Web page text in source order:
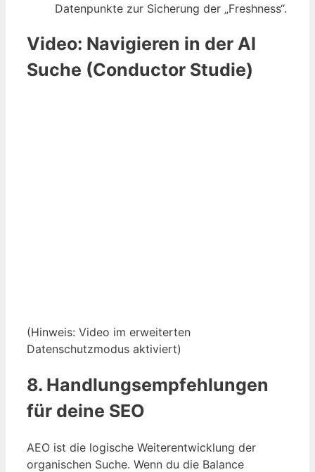
Datenpunkte zur Sicherung der „Freshness“.
Video: Navigieren in der AI
Suche (Conductor Studie)
(Hinweis: Video im erweiterten
Datenschutzmodus aktiviert)
8. Handlungsempfehlungen
für deine SEO
AEO ist die logische Weiterentwicklung der
organischen Suche. Wenn du die Balance